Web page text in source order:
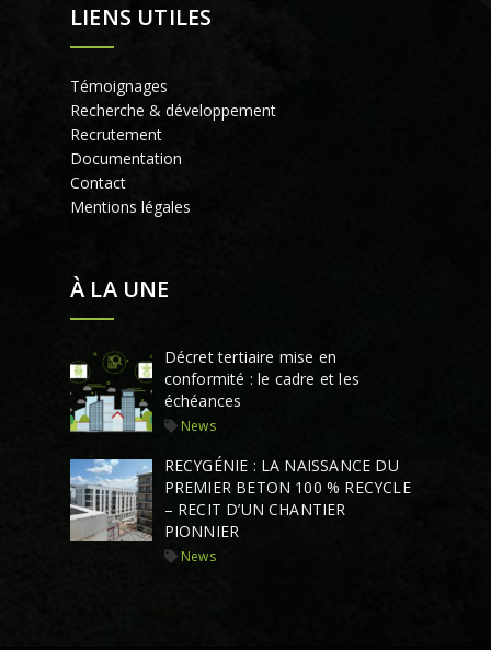
LIENS UTILES
Témoignages
Recherche & développement
Recrutement
Documentation
Contact
Mentions légales
À LA UNE
Décret tertiaire mise en
conformité : le cadre et les
échéances
News
RECYGÉNIE : LA NAISSANCE DU
PREMIER BETON 100 % RECYCLE
– RECIT D’UN CHANTIER
PIONNIER
News